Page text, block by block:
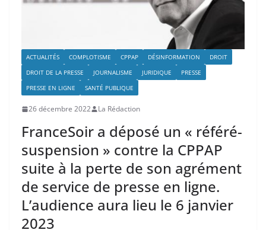
ACTUALITÉS COMPLOTISME CPPAP DÉSINFORMATION
DROIT
DROIT DE LA PRESSE
JOURNALISME JURIDIQUE
PRESSE
PRESSE EN LIGNE
SANTÉ PUBLIQUE
26 décembre 2022 La Rédaction
FranceSoir a déposé un « référé-
suspension » contre la CPPAP
suite à la perte de son agrément
de service de presse en ligne.
L’audience aura lieu le 6 janvier
2023